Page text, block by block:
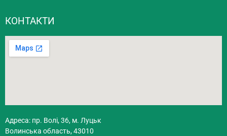
КОНТАКТИ
Адреса: пр. Волі, 36, м. Луцьк
Волинська область, 43010